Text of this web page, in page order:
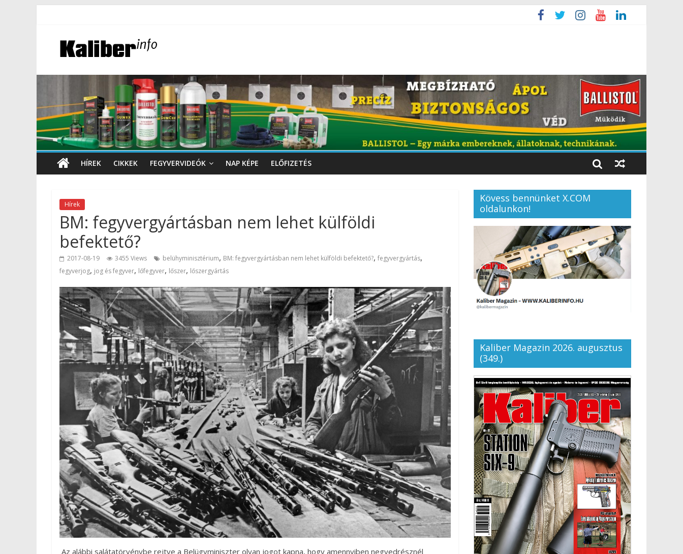
HÍREK CIKKEK FEGYVERVIDEÓK NAP KÉPE ELŐFIZETÉS
Hírek
BM: fegyvergyártásban nem lehet külföldi
befektető?
2017-08-19 3455 Views belühyminisztérium, BM: fegyvergyártásban nem lehet külföldi befektető?, fegyvergyártás,
fegyverjog, jog és fegyver, lőfegyver, lőszer, lőszergyártás
Az alábbi salátatörvénybe rejtve a Belügyminiszter olyan jogot kapna, hogy amennyiben negyedrésznél
Kövess bennünket X.COM
oldalunkon!
Kaliber Magazin 2026. augusztus
(349.)